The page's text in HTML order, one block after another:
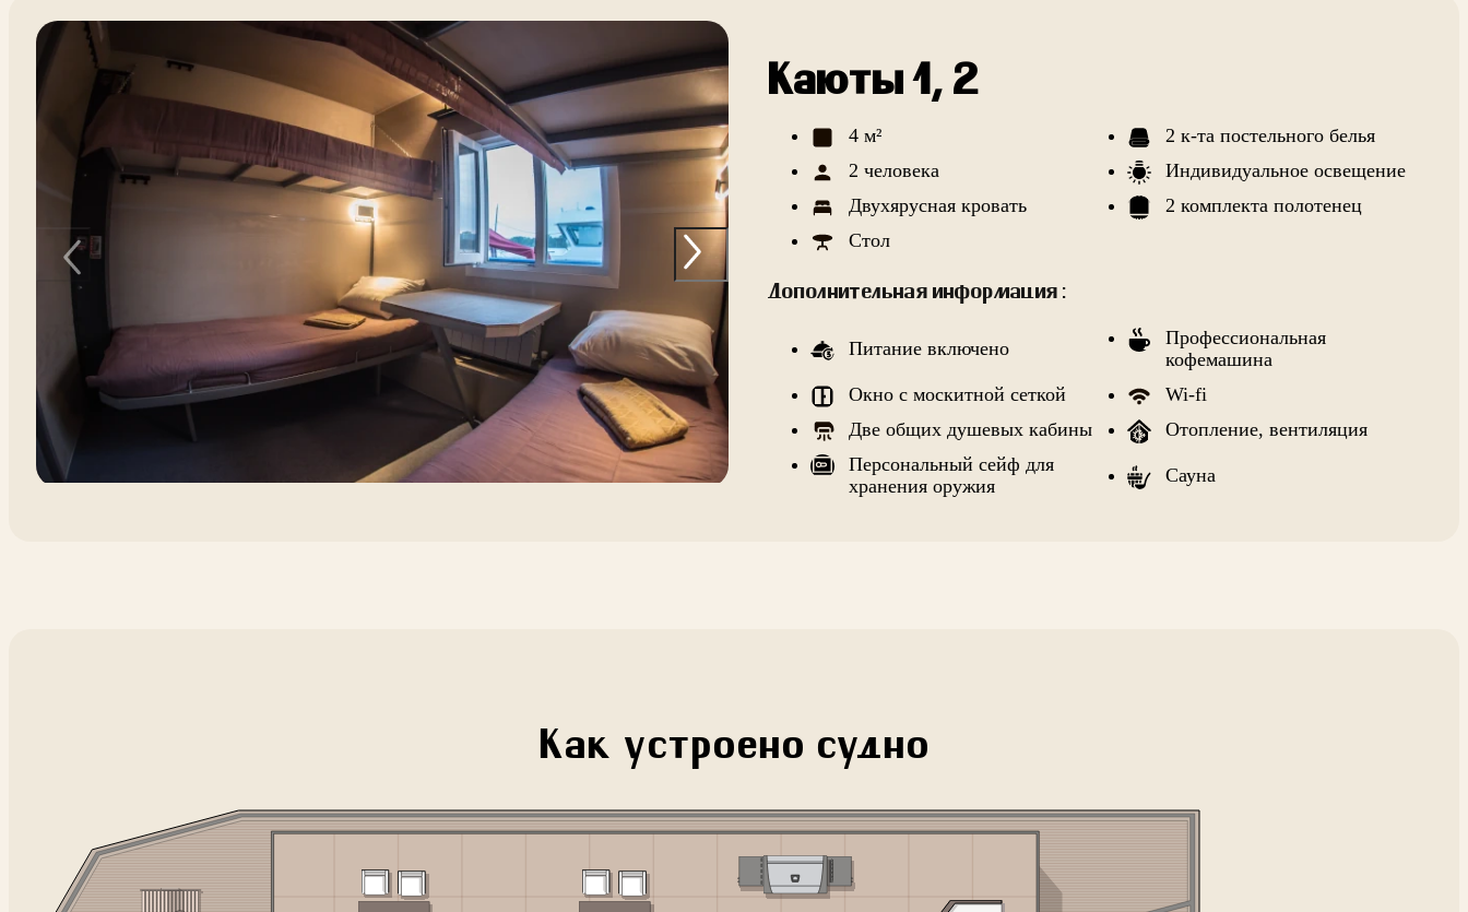
Каюты 1, 2
4 м²
2 к-та постельного белья
2 человека
Индивидуальное освещение
Двухярусная кровать
2 комплекта полотенец
Стол
Дополнительная информация :
Питание включено
Профессиональная
кофемашина
Окно с москитной сеткой
Wi-fi
Две общих душевых кабины
Отопление, вентиляция
Персональный сейф для
хранения оружия
Сауна
Как устроено судно